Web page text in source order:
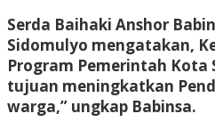
Serda Baihaki Anshor
Sidomulyo mengatakan,
Program Pemerintah Kota
tujuan meningkatkan
warga,” ungkap Babinsa.